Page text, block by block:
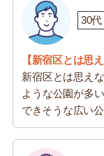
30代
【新宿区とは思
新宿区とは思え
ような公園が多
できそうな広い